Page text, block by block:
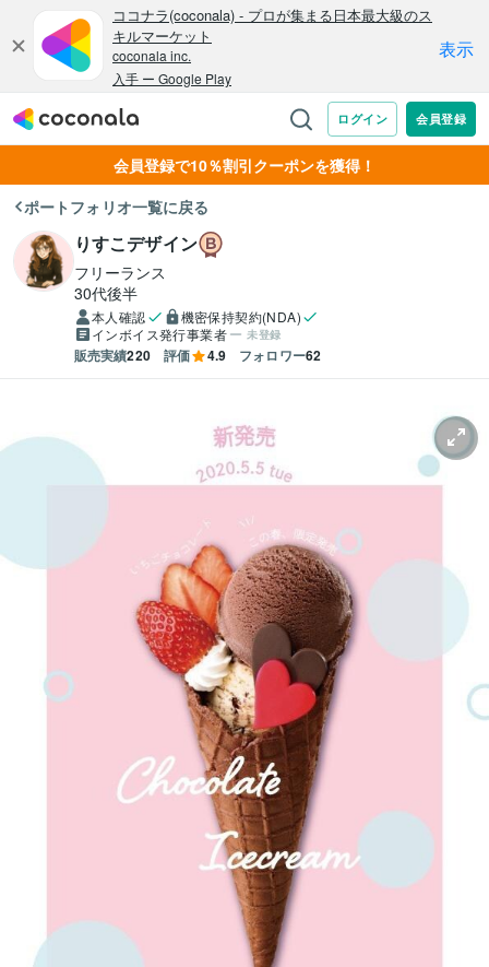
会員登録で10％割引クーポンを獲得！
ポートフォリオ一覧に戻る
りすこデザイン
フリーランス
30代後半
本人確認
機密保持契約(NDA)
インボイス発行事業者
未登録
販売実績220 評価 4.9 フォロワー62